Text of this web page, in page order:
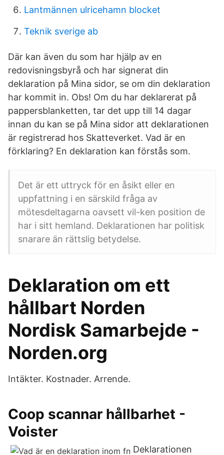
Lantmännen ulricehamn blocket
Teknik sverige ab
Där kan även du som har hjälp av en
redovisningsbyrå och har signerat din
deklaration på Mina sidor, se om din deklaration
har kommit in. Obs! Om du har deklarerat på
pappersblanketten, tar det upp till 14 dagar
innan du kan se på Mina sidor att deklarationen
är registrerad hos Skatteverket. Vad är en
förklaring? En deklaration kan förstås som.
Det är ett uttryck för en åsikt eller en
uppfattning i en särskild fråga av
mötesdeltagarna oavsett vil-ken position de
har i sitt hemland. Deklarationen har politisk
snarare än rättslig betydelse.
Deklaration om ett
hållbart Norden
Nordisk Samarbejde -
Norden.org
Intäkter. Kostnader. Arrende.
Coop scannar hållbarhet -
Voister
Deklarationen